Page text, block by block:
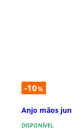
-10%
Anjo mãos
DISPONÍVEL